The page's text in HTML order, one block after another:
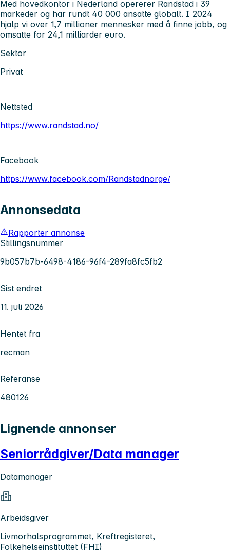
Med hovedkontor i Nederland opererer Randstad i 39
markeder og har rundt 40 000 ansatte globalt. I 2024
hjalp vi over 1,7 millioner mennesker med å finne jobb, og
omsatte for 24,1 milliarder euro.
Sektor
Privat
Nettsted
https://www.randstad.no/
Facebook
https://www.facebook.com/Randstadnorge/
Annonsedata
Rapporter annonse
Stillingsnummer
9b057b7b-6498-4186-96f4-289fa8fc5fb2
Sist endret
11. juli 2026
Hentet fra
recman
Referanse
480126
Lignende annonser
Seniorrådgiver/Data manager
Datamanager
Arbeidsgiver
Livmorhalsprogrammet, Kreftregisteret,
Folkehelseinstituttet (FHI)